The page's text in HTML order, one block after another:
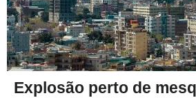
Explosão perto de